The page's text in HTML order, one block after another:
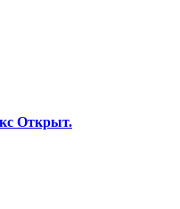
Открыт.